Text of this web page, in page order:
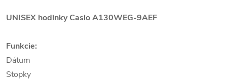
UNISEX hodinky Casio A130WEG-9AEF
Funkcie:
Dátum
Stopky